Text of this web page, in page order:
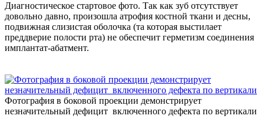
Диагностическое стартовое фото. Так как зуб отсутствует
довольно давно, произошла атрофия костной ткани и десны,
подвижная слизистая оболочка (та которая выстилает
преддверие полости рта) не обеспечит герметизм соединения
имплантат-абатмент.
Фотография в боковой проекции демонстрирует
незначительный дефицит включенного дефекта по вертикали